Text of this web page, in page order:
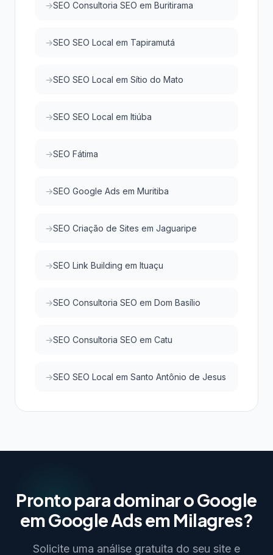
SEO Consultoria SEO em Buritirama
SEO SEO Local em Tapiramutá
SEO SEO Local em Sítio do Mato
SEO SEO Local em Itiúba
SEO Fátima
SEO Google Ads em Muritiba
SEO Criação de Sites em Jaguaripe
SEO Link Building em Ituaçu
SEO Consultoria SEO em Dom Basílio
SEO Consultoria SEO em Catu
SEO SEO Local em Santo Antônio de Jesus
Pronto para dominar o Google
em Google Ads em Milagres?
Solicite uma análise gratuita do seu site e